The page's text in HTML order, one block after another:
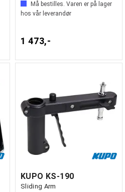
Må bestilles. Varen er på lager
hos vår leverandør
1 473,-
KUPO KS-190
Sliding Arm